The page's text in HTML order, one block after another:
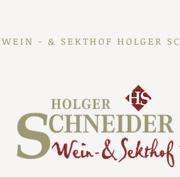
- & SEKTHOF HOLGER